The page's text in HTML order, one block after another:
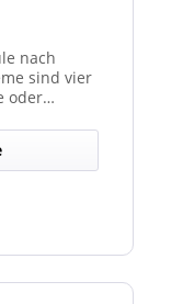
nach
sind vier
oder
die
im
Sicherheit